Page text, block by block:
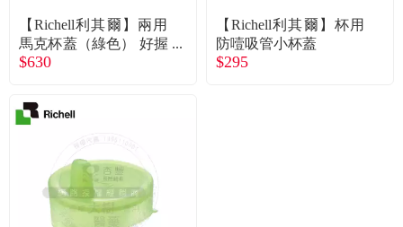
優惠活動
關於我們
合作提案
購物流程
會員專區
【Richell利其爾】兩用
馬克杯蓋（綠色） 好握
取，吸管杯馬克杯兼用
$630
【Richell利其爾】杯用
防噎吸管小杯蓋
$295